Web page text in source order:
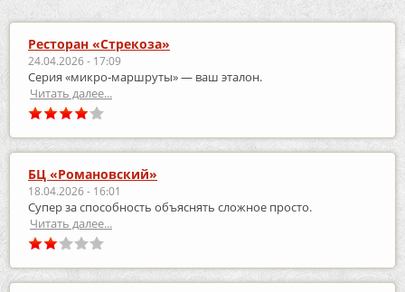
Ресторан «Стрекоза»
24.04.2026 - 17:09
Серия «микро‑маршруты» — ваш эталон.
Читать далее...
БЦ «Романовский»
18.04.2026 - 16:01
Супер за способность объяснять сложное просто.
Читать далее...